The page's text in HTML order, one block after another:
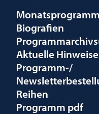
Biografien
Aktuelle Hinweise
Programm-/
Reihen
Programm pdf